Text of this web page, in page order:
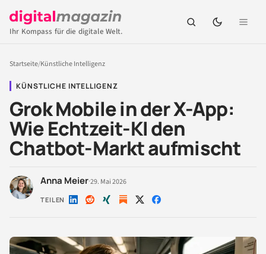
Ihr Kompass für die digitale Welt.
Startseite/Künstliche Intelligenz
KÜNSTLICHE INTELLIGENZ
Grok Mobile in der X-App:
Wie Echtzeit-KI den
Chatbot-Markt aufmischt
Anna Meier·29. Mai 2026
TEILEN Auf Auf Auf Auf Auf